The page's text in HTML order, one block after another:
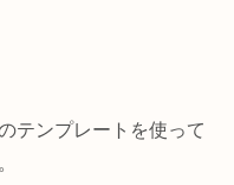
テンプレートを使って